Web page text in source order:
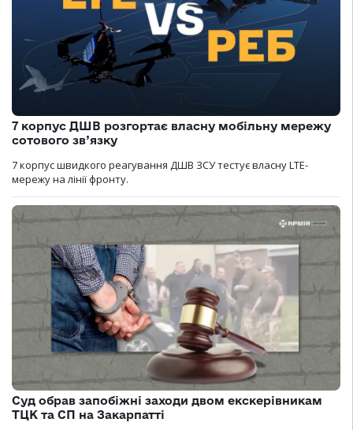
7 корпус ДШВ розгортає власну мобільну мережу
сотового зв’язку
7 корпус швидкого реагування ДШВ ЗСУ тестує власну LTE-
мережу на лінії фронту.
Суд обрав запобіжні заходи двом екскерівникам
ТЦК та СП на Закарпатті